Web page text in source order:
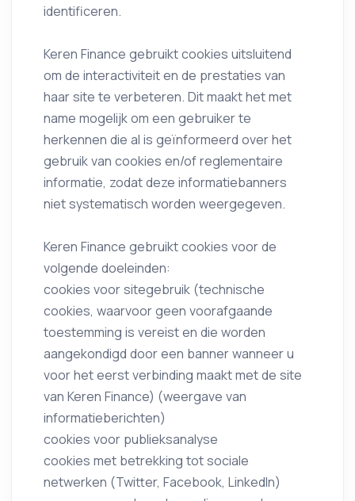
identificeren.
Keren Finance gebruikt cookies uitsluitend
om de interactiviteit en de prestaties van
haar site te verbeteren. Dit maakt het met
name mogelijk om een gebruiker te
herkennen die al is geïnformeerd over het
gebruik van cookies en/of reglementaire
informatie, zodat deze informatiebanners
niet systematisch worden weergegeven.
Keren Finance gebruikt cookies voor de
volgende doeleinden:
cookies voor sitegebruik (technische
cookies, waarvoor geen voorafgaande
toestemming is vereist en die worden
aangekondigd door een banner wanneer u
voor het eerst verbinding maakt met de site
van Keren Finance) (weergave van
informatieberichten)
cookies voor publieksanalyse
cookies met betrekking tot sociale
netwerken (Twitter, Facebook, LinkedIn)